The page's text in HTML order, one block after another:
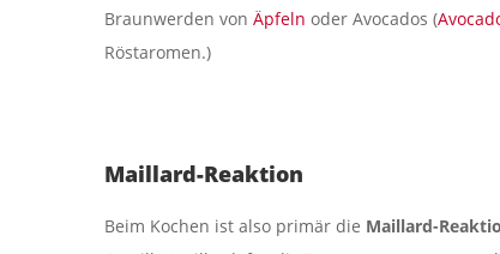
Braunwerden von Äpfeln oder Avocados (
Röstaromen.)
Maillard-Reaktion
Beim Kochen ist also primär die Maillard-